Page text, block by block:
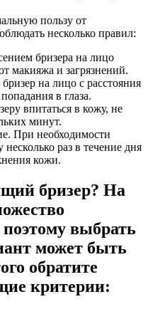
пользу от
несколько правил:
бризера на лицо
макияжа и загрязнений.
на лицо с расстояния
в глаза.
впитаться в кожу, не
минут.
При необходимости
раз в течение дня
кожи.
бризер? На
выбрать
может быть
обратите
критерии: